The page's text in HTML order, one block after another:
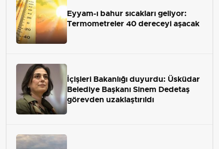
Eyyam-ı bahur sıcakları geliyor:
Termometreler 40 dereceyi aşacak
İçişleri Bakanlığı duyurdu: Üsküdar
Belediye Başkanı Sinem Dedetaş
görevden uzaklaştırıldı